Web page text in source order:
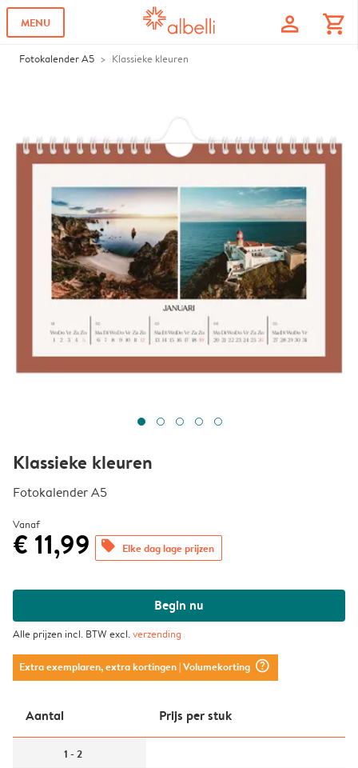
MENU profile shopping_cart
Fotokalender A5 Klassieke kleuren
Klassieke kleuren
Fotokalender A5
Vanaf
€ 11,99 offers Elke dag lage prijzen
Begin nu
Alle prijzen incl. BTW excl.verzending
Extra exemplaren, extra kortingen| Volumekorting question_mark_circle
Aantal Prijs per stuk
1 - 2